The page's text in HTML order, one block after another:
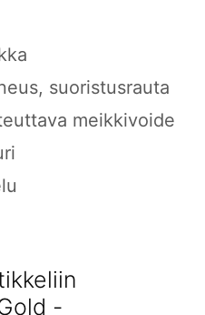
, suoristusrauta
meikkivoide
-